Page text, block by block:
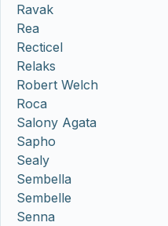
Ravak
Rea
Recticel
Relaks
Robert Welch
Roca
Salony Agata
Sapho
Sealy
Sembella
Sembelle
Senna